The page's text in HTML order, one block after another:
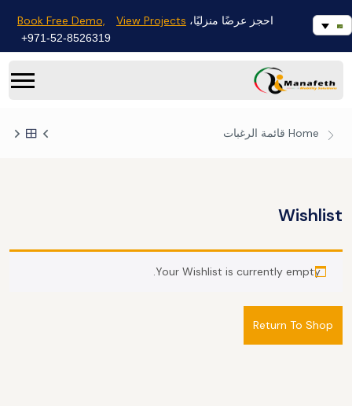
احجز عرضًا منزليًا، Book Free Demo, View Projects
971-52-8526319+
Home قائمة الرغبات
Wishlist
Your Wishlist is currently empty.
Return To Shop